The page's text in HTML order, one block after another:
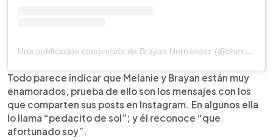
Una publicación compartida de Brayan Hernández (@bhernandez00)
Todo parece indicar que Melanie y Brayan están muy
enamorados, prueba de ello son los mensajes con los
que comparten sus posts en Instagram. En algunos ella
lo llama “pedacito de sol”; y él reconoce “que
afortunado soy”.